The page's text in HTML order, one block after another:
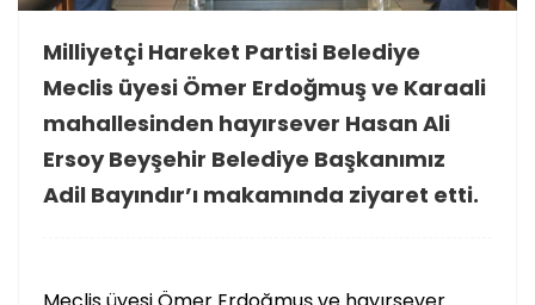
Milliyetçi Hareket Partisi Belediye
Meclis üyesi Ömer Erdoğmuş ve Karaali
mahallesinden hayırsever Hasan Ali
Ersoy Beyşehir Belediye Başkanımız
Adil Bayındır’ı makamında ziyaret etti.